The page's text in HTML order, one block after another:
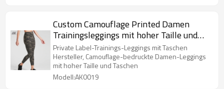
Custom Camouflage Printed Damen
Trainingsleggings mit hoher Taille und
Taschen-Aktik
Private Label-Trainings-Leggings mit Taschen
Hersteller, Camouflage-bedruckte Damen-Leggings
mit hoher Taille und Taschen
Modell:AK0019